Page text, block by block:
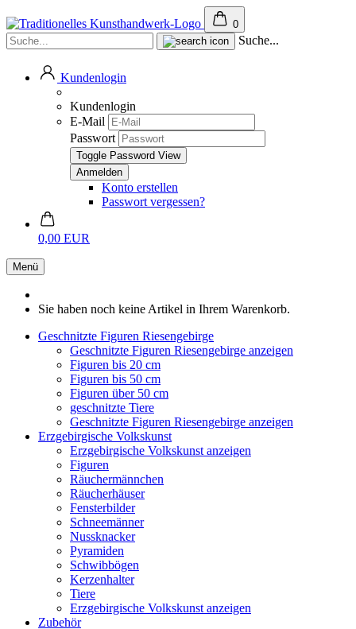
0
Suche...
Kundenlogin
Kundenlogin
E-Mail
Passwort
Toggle Password View
Konto erstellen
Passwort vergessen?
0,00 EUR
Menü
Sie haben noch keine Artikel in Ihrem Warenkorb.
Geschnitzte Figuren Riesengebirge
Geschnitzte Figuren Riesengebirge anzeigen
Figuren bis 20 cm
Figuren bis 50 cm
Figuren über 50 cm
geschnitzte Tiere
Geschnitzte Figuren Riesengebirge anzeigen
Erzgebirgische Volkskunst
Erzgebirgische Volkskunst anzeigen
Figuren
Räuchermännchen
Räucherhäuser
Fensterbilder
Schneemänner
Nussknacker
Pyramiden
Schwibbögen
Kerzenhalter
Tiere
Erzgebirgische Volkskunst anzeigen
Zubehör